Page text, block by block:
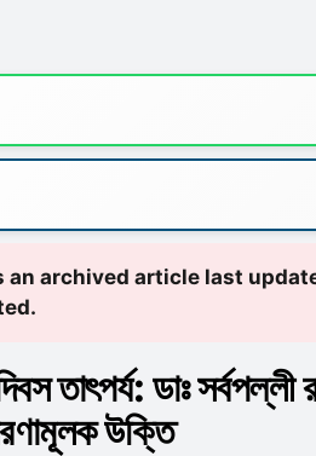
an archived article last
তাৎপর্য: ডাঃ
উক্তি